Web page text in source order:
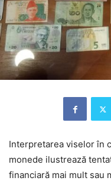
Interpretarea viselor în
monede ilustrează
financiară mai mult sau